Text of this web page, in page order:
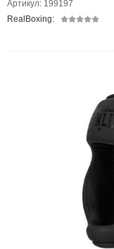
Артикул: 199197
RealBoxing: